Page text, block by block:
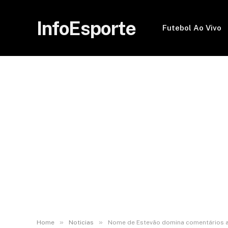
InfoEsporte Futebol Ao Vivo
Home » Noticias » Nome de Estevão domina comentários